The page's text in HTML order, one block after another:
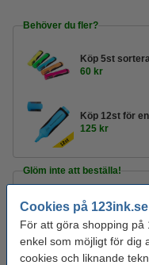
Cookies på 123ink.se
För att göra shopping på
enkel som möjligt för dig
cookies och liknande
Behöver du fler?
Köp 5st
60 kr
Köp 12st för
125 kr
Glöm inte att beställa!
Post-it lappar
ark | 12st
195 kr
Häftklammer